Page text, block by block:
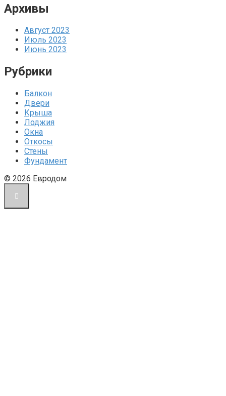
Архивы
Август 2023
Июль 2023
Июнь 2023
Рубрики
Балкон
Двери
Крыша
Лоджия
Окна
Откосы
Стены
Фундамент
© 2026 Евродом